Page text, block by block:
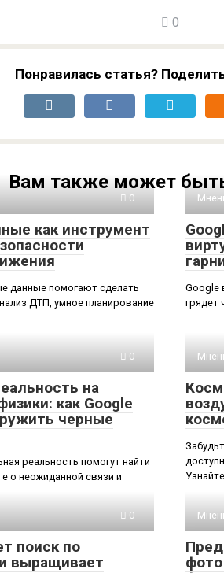
0
Понравилась статья?
Вам также может
0
как инструмент
данные помогают сделать
ДТП, умное планирование
Google
грядет
0
на
как Google
черные
реальность помогут найти
о неожиданной связи и
0
поиск по
выращивает
фото